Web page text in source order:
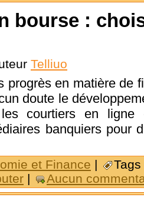
bourse :
Telliuo
progrès en matière de
doute le
courtiers en ligne
banquiers pour
et Finance |
| Aucun